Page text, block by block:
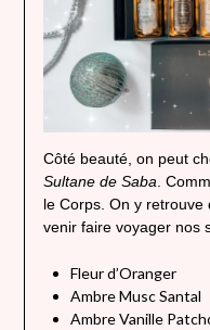
Côté beauté, on peut
Sultane de Saba.
le Corps. On y
venir faire voyager nos
Fleur d’Oranger
Ambre Musc Santal
Ambre Vanille